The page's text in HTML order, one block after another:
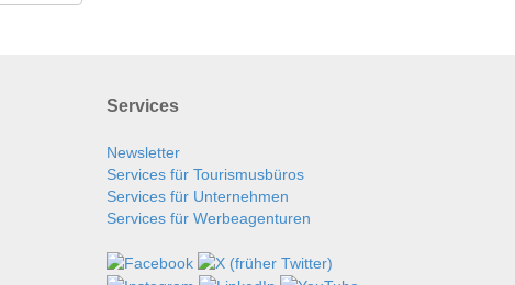
Services
Newsletter
Services für Tourismusbüros
Services für Unternehmen
Services für Werbeagenturen